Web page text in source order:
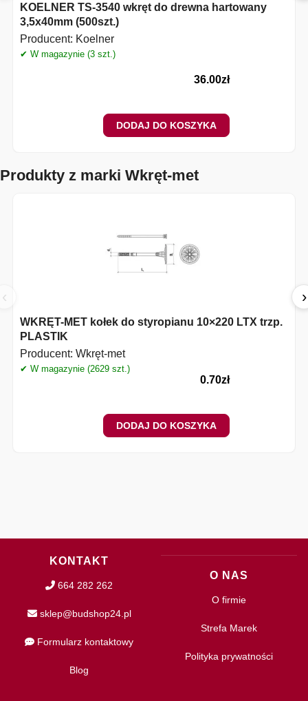
KOELNER TS-3540 wkręt do drewna hartowany
3,5x40mm (500szt.)
Producent: Koelner
✔ W magazynie (3 szt.)
36.00zł
DODAJ DO KOSZYKA
Produkty z marki Wkręt-met
‹
WKRĘT-MET kołek do styropianu 10×220 LTX trzp.
PLASTIK
Producent: Wkręt-met
✔ W magazynie (2629 szt.)
0.70zł
DODAJ DO KOSZYKA
›
KONTAKT
664 282 262
sklep@budshop24.pl
Formularz kontaktowy
Blog
O NAS
O firmie
Strefa Marek
Polityka prywatności